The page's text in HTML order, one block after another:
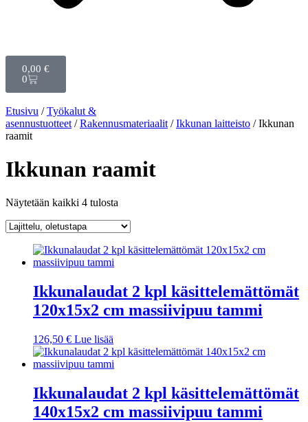
0,00 €
0
Etusivu /Työkalut &
asennustuotteet /Rakennusmateriaalit /Ikkunan laitteisto / Ikkunan
raamit
Ikkunan raamit
Näytetään kaikki 4 tulosta
Ikkunalaudat 2 kpl käsittelemättömät
120x15x2 cm massiivipuu tammi
126,50 € Lue lisää
Ikkunalaudat 2 kpl käsittelemättömät
140x15x2 cm massiivipuu tammi